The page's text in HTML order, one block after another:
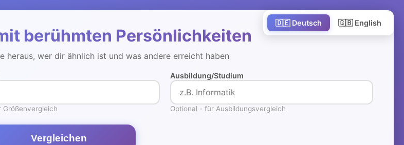
🇩🇪 Deutsch 🇬🇧 English
berühmten Persönlichkeiten
heraus, wer dir ähnlich ist und was andere erreicht haben
Größenvergleich
Ausbildung/Studium
Optional - für Ausbildungsvergleich
Vergleichen